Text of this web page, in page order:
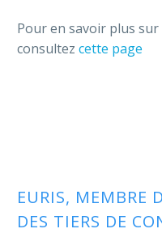
Pour en savoir plus
consultez cette page
EURIS, MEMBRE
DES TIERS DE